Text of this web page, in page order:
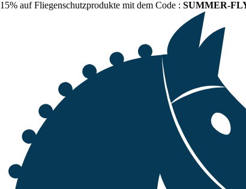
15% auf Fliegenschutzprodukte mit dem Code : SUMMER-